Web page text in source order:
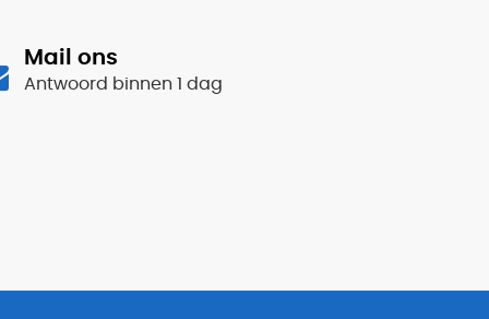
Mail ons
Antwoord binnen 1 dag